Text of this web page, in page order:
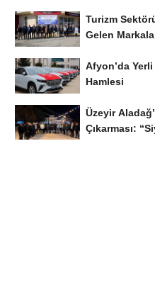
Turizm
Gelen
Afyon’da
Hamlesi
Üzeyir
Çıkarması: